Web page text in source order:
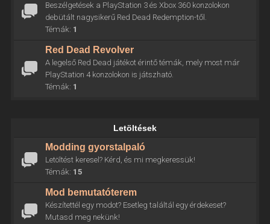
Beszélgetések a PlayStation 3 és Xbox 360 konzolokon
debütált nagysikerű Red Dead Redemption-től.
Témák: 1
Red Dead Revolver
A legelső Red Dead játékot érintő témák, mely most már
PlayStation 4 konzolokon is játszható.
Témák: 1
Letöltések
Modding gyorstalpaló
Letöltést keresel? Kérd, és mi megkeressük!
Témák: 15
Mod bemutatóterem
Készítettél egy modot? Esetleg találtál egy érdekeset?
Mutasd meg nekünk!